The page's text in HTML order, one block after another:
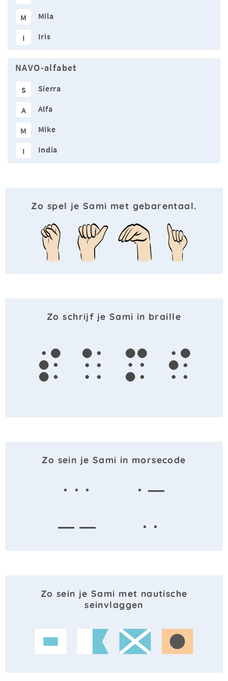
M Mila
I Iris
NAVO-alfabet
S Sierra
A Alfa
M Mike
I India
Zo spel je Sami met gebarentaal.
Zo schrijf je Sami in braille
s a m i
Zo sein je Sami in morsecode
· · ·
· —
— —
· ·
Zo sein je Sami met nautische
seinvlaggen